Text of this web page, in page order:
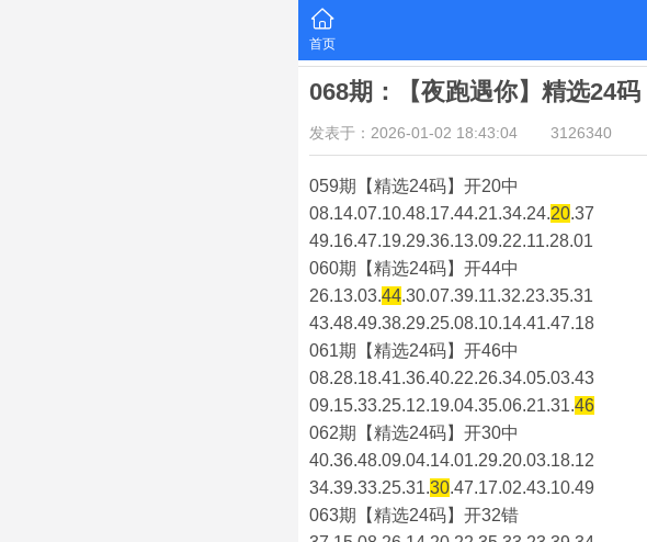
首页
068期：【夜跑遇你】精选24码
发表于：2026-01-02 18:43:04 3126340
059期【精选24码】开20中
08.14.07.10.48.17.44.21.34.24.20.37
49.16.47.19.29.36.13.09.22.11.28.01
060期【精选24码】开44中
26.13.03.44.30.07.39.11.32.23.35.31
43.48.49.38.29.25.08.10.14.41.47.18
061期【精选24码】开46中
08.28.18.41.36.40.22.26.34.05.03.43
09.15.33.25.12.19.04.35.06.21.31.46
062期【精选24码】开30中
40.36.48.09.04.14.01.29.20.03.18.12
34.39.33.25.31.30.47.17.02.43.10.49
063期【精选24码】开32错